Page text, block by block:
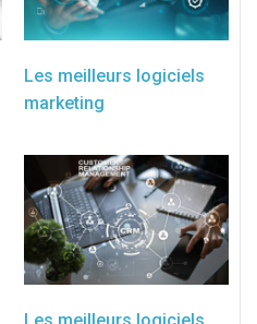
Les meilleurs logiciels
marketing